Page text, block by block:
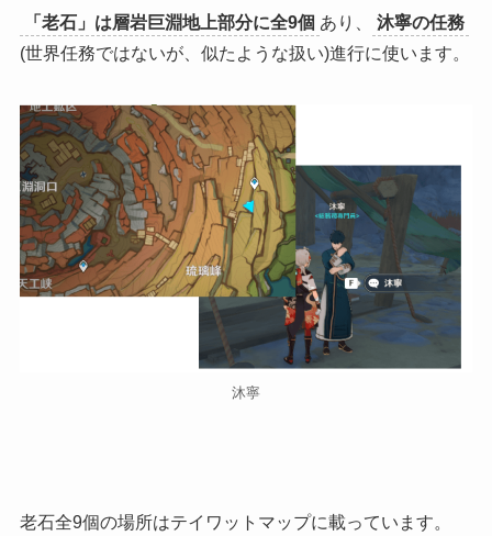
「老石」は層岩巨淵地上部分に全9個 あり、
沐寧の任務
(世界任務ではないが、似たような扱い)進行に使います。
沐寧
老石全9個の場所はテイワットマップに載っています。